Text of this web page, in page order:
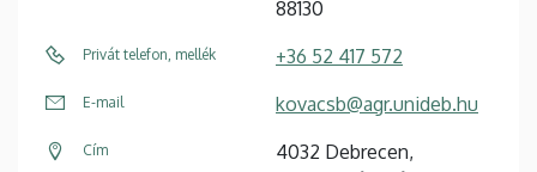
88130
Privát telefon, mellék +36 52 417 572
E-mail kovacsb@agr.unideb.hu
Cím
4032 Debrecen,